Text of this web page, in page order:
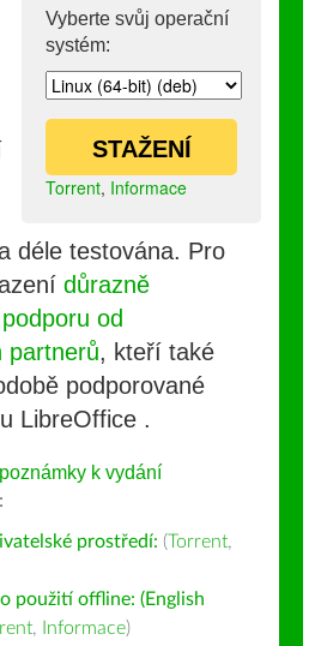
Vyberte svůj operační
systém:
STAŽENÍ
Torrent, Informace
déle testována. Pro
důrazně
od
partnerů, kteří také
podporované
LibreOffice .
k vydání
prostředí: (Torrent,
použití offline: (English
, Informace)